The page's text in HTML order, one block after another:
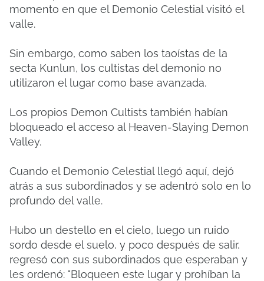
momento en que el Demonio Celestial visitó el
valle.
Sin embargo, como saben los taoístas de la
secta Kunlun, los cultistas del demonio no
utilizaron el lugar como base avanzada.
Los propios Demon Cultists también habían
bloqueado el acceso al Heaven-Slaying Demon
Valley.
Cuando el Demonio Celestial llegó aquí, dejó
atrás a sus subordinados y se adentró solo en lo
profundo del valle.
Hubo un destello en el cielo, luego un ruido
sordo desde el suelo, y poco después de salir,
regresó con sus subordinados que esperaban y
les ordenó: "Bloqueen este lugar y prohíban la